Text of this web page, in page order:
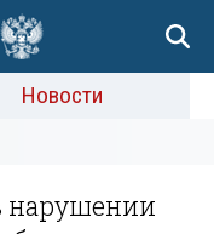
Новости
нарушении